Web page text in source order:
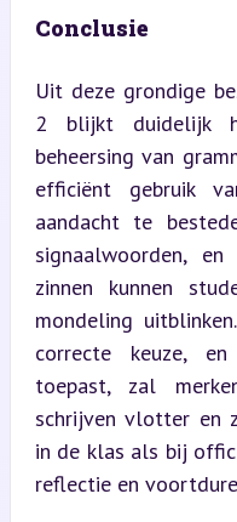
Conclusie
Uit deze grondige
2 blijkt duidelijk
beheersing van
efficiënt gebruik
aandacht te
signaalwoorden,
zinnen kunnen
mondeling
correcte keuze,
toepast, zal
schrijven vlotter en
in de klas als bij
reflectie en